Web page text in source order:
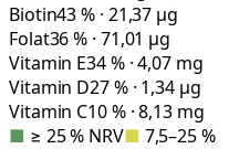
Biotin43 % · 21,37 µg
Folat36 % · 71,01 µg
Vitamin E34 % · 4,07 mg
Vitamin D27 % · 1,34 µg
Vitamin C10 % · 8,13 mg
■ ≥ 25 % NRV■ 7,5–25 %